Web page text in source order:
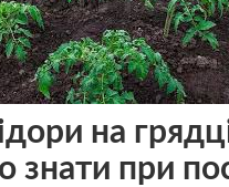
на
знати при